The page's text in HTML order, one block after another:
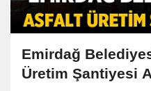
Emirdağ
Üretim Şantiyesi